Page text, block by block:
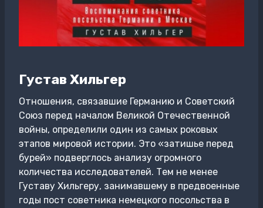
Густав Хильгер
Отношения, связавшие Германию и Советский
Союз перед началом Великой Отечественной
войны, определили один из самых роковых
этапов мировой истории. Это «затишье перед
бурей» подверглось анализу огромного
количества исследователей. Тем не менее
Густаву Хильгеру, занимавшему в предвоенные
годы пост советника немецкого посольства в